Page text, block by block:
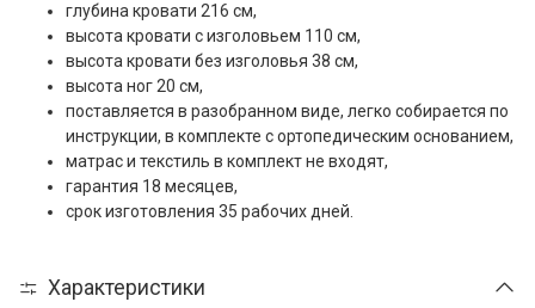
глубина кровати 216 см,
высота кровати с изголовьем 110 см,
высота кровати без изголовья 38 см,
высота ног 20 см,
поставляется в разобранном виде, легко собирается по
инструкции, в комплекте с ортопедическим основанием,
матрас и текстиль в комплект не входят,
гарантия 18 месяцев,
срок изготовления 35 рабочих дней.
Характеристики